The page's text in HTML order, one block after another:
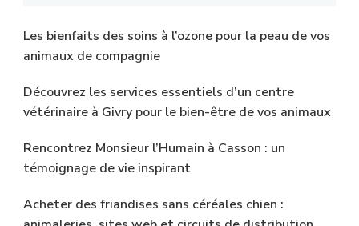
Les bienfaits des soins à l’ozone pour la peau de vos
animaux de compagnie
Découvrez les services essentiels d’un centre
vétérinaire à Givry pour le bien-être de vos animaux
Rencontrez Monsieur l’Humain à Casson : un
témoignage de vie inspirant
Acheter des friandises sans céréales chien :